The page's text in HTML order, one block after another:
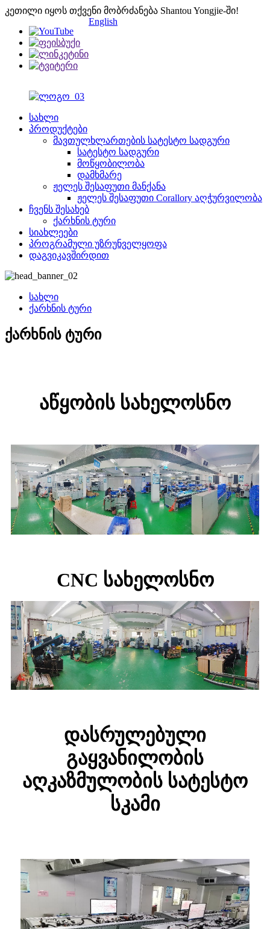
კეთილი იყოს თქვენი მობრძანება Shantou Yongjie-ში!
English
სახლი
პროდუქტები
მავთულხლართების სატესტო სადგური
სატესტო სადგური
მოწყობილობა
დამხმარე
ჟელეს შესაფუთი მანქანა
ჟელეს შესაფუთი Corallory აღჭურვილობა
ჩვენს შესახებ
ქარხნის ტური
სიახლეები
პროგრამული უზრუნველყოფა
დაგვიკავშირდით
სახლი
ქარხნის ტური
ქარხნის ტური
აწყობის სახელოსნო
CNC სახელოსნო
დასრულებული
გაყვანილობის
აღკაზმულობის სატესტო
სკამი